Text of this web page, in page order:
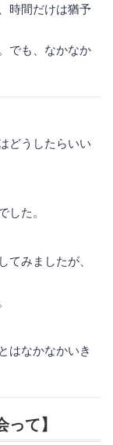
時間だけは猶予
でも、なかなか
うしたらいい
た。
みましたが、
なかなかいき
て】